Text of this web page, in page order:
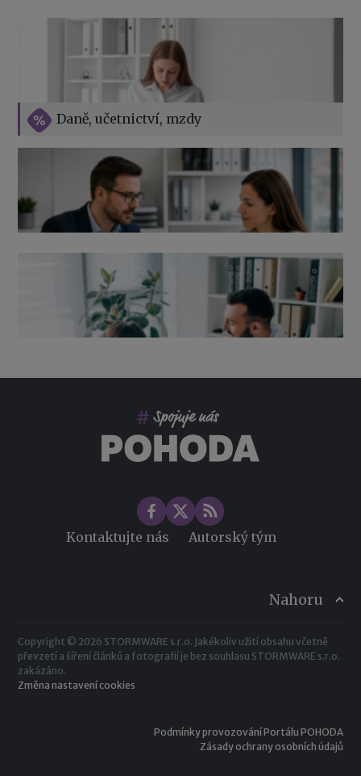
Daně, učetnictví, mzdy
Vše o překážkách v práci na straně zaměstnavatele
Výpověď ze zdravotních důvodů 2026 – průvodce pro
zaměstnavatele
Kontaktujte nás Autorský tým
Nahoru
Copyright © 2026 STORMWARE s.r.o. Jakékoliv užití obsahu včetně
převzetí a šíření článků a fotografií je bez souhlasu STORMWARE s.r.o.
zakázáno.
Změna nastavení cookies
Podmínky provozování Portálu POHODA
Zásady ochrany osobních údajů